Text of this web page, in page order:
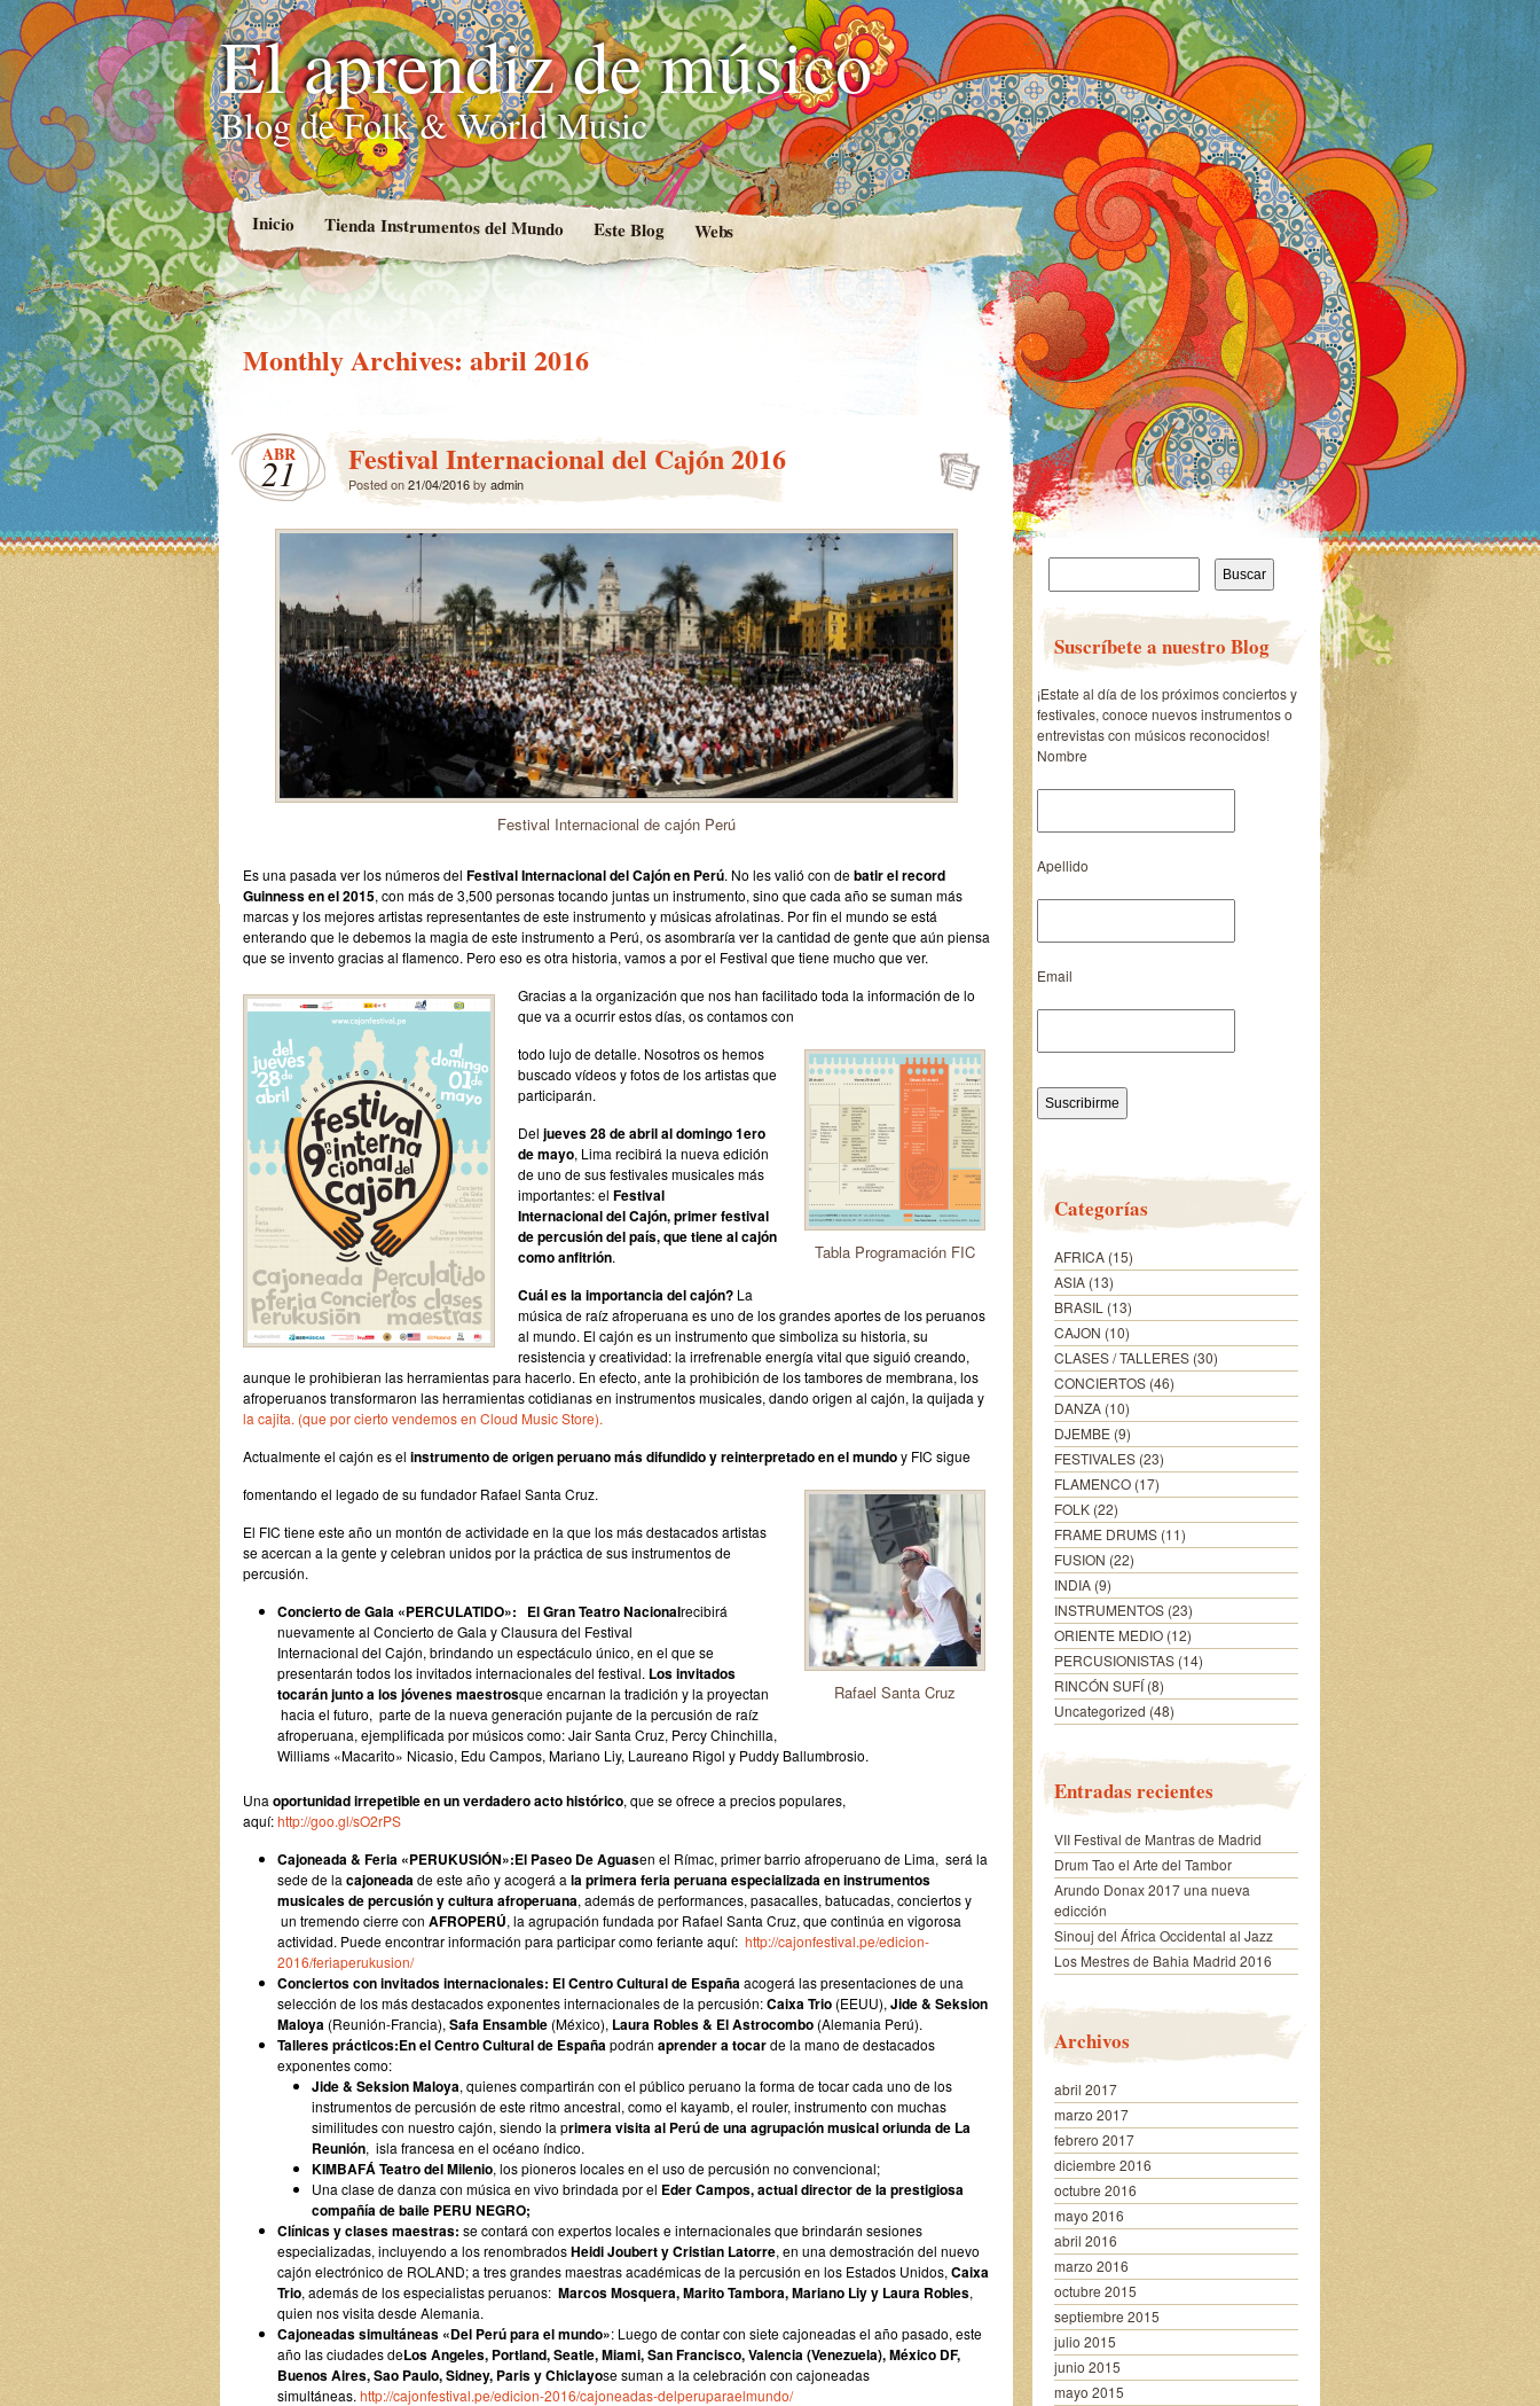
El aprendiz de músico
Blog de Folk & World Music
Inicio Tienda Instrumentos del Mundo Este Blog Webs
Monthly Archives: abril 2016
ABR
21 Festival Internacional del Cajón 2016
Posted on21/04/2016by admin
Festival Internacional de cajón Perú
Es una pasada ver los números del Festival Internacional del Cajón en Perú. No les valió con debatir el record
Guinness en el 2015, con más de 3,500 personas tocando juntas un instrumento, sino que cada año se suman más
marcas y los mejores artistas representantes de este instrumento y músicas afrolatinas. Por fin el mundo se está
enterando que le debemos la magia de este instrumento a Perú, os asombraría ver la cantidad de gente que aún piensa
que se invento gracias al flamenco. Pero eso es otra historia, vamos a por el Festival que tiene mucho que ver.
Gracias a la organización que nos han facilitado toda la información de lo
que va a ocurrir estos días, os contamos con
Tabla Programación FIC
todo lujo de detalle. Nosotros os hemos
buscado vídeos y fotos de los artistas que
participarán.
Del jueves 28 de abril al domingo 1ero
de mayo, Lima recibirá la nueva edición
de uno de sus festivales musicales más
importantes: el Festival
Internacional del Cajón, primer festival
de percusión del país, que tiene al cajón
como anfitrión.
Cuál es la importancia del cajón? La
música de raíz afroperuana es uno de los grandes aportes de los peruanos
al mundo. El cajón es un instrumento que simboliza su historia, su
resistencia y creatividad: la irrefrenable energía vital que siguió creando,
aunque le prohibieran las herramientas para hacerlo. En efecto, ante la prohibición de los tambores de membrana, los
afroperuanos transformaron las herramientas cotidianas en instrumentos musicales, dando origen al cajón, la quijada y
la cajita. (que por cierto vendemos en Cloud Music Store).
Actualmente el cajón es el instrumento de origen peruano más difundido y reinterpretado en el mundoy FIC sigue
Rafael Santa Cruz
fomentando el legado de su fundador Rafael Santa Cruz.
El FIC tiene este año un montón de actividade en la que los más destacados artistas
se acercan a la gente y celebran unidos por la práctica de sus instrumentos de
percusión.
Concierto de Gala «PERCULATIDO»: El Gran Teatro Nacionalrecibirá
nuevamente al Concierto de Gala y Clausura del Festival
Internacional del Cajón, brindando un espectáculo único, en el que se
presentarán todos los invitados internacionales del festival. Los invitados
tocarán junto a los jóvenes maestrosque encarnan la tradición y la proyectan
hacia el futuro, parte de la nueva generación pujante de la percusión de raíz
afroperuana, ejemplificada por músicos como: Jair Santa Cruz, Percy Chinchilla,
Williams «Macarito» Nicasio, Edu Campos, Mariano Liy, Laureano Rigol y Puddy Ballumbrosio.
Una oportunidad irrepetible en un verdadero acto histórico, que se ofrece a precios populares,
aquí:http://goo.gl/sO2rPS
Cajoneada & Feria «PERUKUSIÓN»:El Paseo De Aguasen el Rímac, primer barrio afroperuano de Lima, será la
sede de la cajoneada de este año y acogerá a la primera feria peruana especializada en instrumentos
musicales de percusión y cultura afroperuana, además de performances, pasacalles, batucadas, conciertos y
un tremendo cierre con AFROPERÚ, la agrupación fundada por Rafael Santa Cruz, que continúa en vigorosa
actividad. Puede encontrar información para participar como feriante aquí: http://cajonfestival.pe/edicion-
2016/feriaperukusion/
Conciertos con invitados internacionales: El Centro Cultural de España acogerá las presentaciones de una
selección de los más destacados exponentes internacionales de la percusión:Caixa Trio (EEUU), Jide & Seksion
Maloya (Reunión-Francia), Safa Ensamble (México), Laura Robles & El Astrocombo (Alemania Perú).
Talleres prácticos:En el Centro Cultural de España podrán aprender a tocarde la mano de destacados
exponentes como:
Jide & Seksion Maloya, quienes compartirán con el público peruano la forma de tocar cada uno de los
instrumentos de percusión de este ritmo ancestral, como el kayamb, el rouler, instrumento con muchas
similitudes con nuestro cajón, siendo la primera visita al Perú de una agrupación musical oriunda de La
Reunión, isla francesa en el océano índico.
KIMBAFÁ Teatro del Milenio, los pioneros locales en el uso de percusión no convencional;
Una clase de danza con música en vivo brindada por el Eder Campos, actual director de la prestigiosa
compañía de baile PERU NEGRO;
Clínicas y clases maestras: se contará con expertos locales e internacionales que brindarán sesiones
especializadas, incluyendo a los renombradosHeidi Joubert y Cristian Latorre, en una demostración del nuevo
cajón electrónico de ROLAND; a tres grandes maestras académicas de la percusión en los Estados Unidos, Caixa
Trio, además de los especialistas peruanos: Marcos Mosquera, Marito Tambora, Mariano Liy y Laura Robles,
quien nos visita desde Alemania.
Cajoneadas simultáneas «Del Perú para el mundo»: Luego de contar con siete cajoneadas el año pasado, este
año las ciudades deLos Angeles, Portland, Seatle, Miami, San Francisco, Valencia (Venezuela), México DF,
Buenos Aires, Sao Paulo, Sidney, Paris y Chiclayose suman a la celebración con cajoneadas
simultáneas. http://cajonfestival.pe/edicion-2016/cajoneadas-delperuparaelmundo/
Buscar:
Suscríbete a nuestro Blog
¡Estate al día de los próximos conciertos y
festivales, conoce nuevos instrumentos o
entrevistas con músicos reconocidos!
Nombre
Apellido
Email
Categorías
AFRICA(15)
ASIA(13)
BRASIL (13)
CAJON (10)
CLASES / TALLERES(30)
CONCIERTOS(46)
DANZA(10)
DJEMBE(9)
FESTIVALES(23)
FLAMENCO(17)
FOLK(22)
FRAME DRUMS(11)
FUSION (22)
INDIA(9)
INSTRUMENTOS(23)
ORIENTE MEDIO(12)
PERCUSIONISTAS(14)
RINCÓN SUFÍ(8)
Uncategorized (48)
Entradas recientes
VII Festival de Mantras de Madrid
Drum Tao el Arte del Tambor
Arundo Donax 2017 una nueva
edicción
Sinouj del África Occidental al Jazz
Los Mestres de Bahia Madrid 2016
Archivos
abril 2017
marzo 2017
febrero 2017
diciembre 2016
octubre 2016
mayo 2016
abril 2016
marzo 2016
octubre 2015
septiembre 2015
julio 2015
junio 2015
mayo 2015